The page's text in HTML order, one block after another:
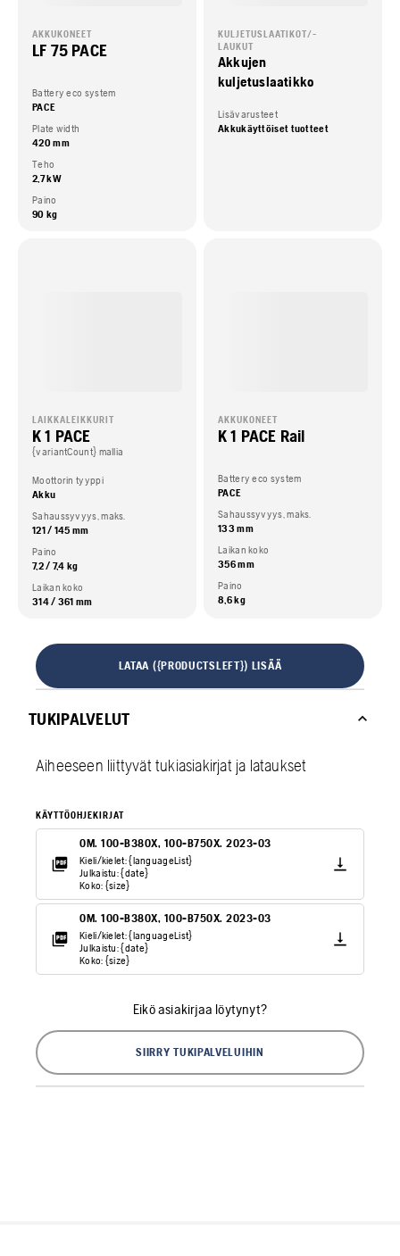
AKKUKONEET
LF 75 PACE
Battery eco system
PACE
Plate width
420 mm
Teho
2,7 kW
Paino
90 kg
KULJETUSLAATIKOT/-
LAUKUT
Akkujen
kuljetuslaatikko
Lisävarusteet
Akkukäyttöiset tuotteet
LAIKKALEIKKURIT
K 1 PACE
{variantCount} mallia
Moottorin tyyppi
Akku
Sahaussyvyys, maks.
121 / 145 mm
Paino
7,2 / 7,4 kg
Laikan koko
314 / 361 mm
AKKUKONEET
K 1 PACE Rail
Battery eco system
PACE
Sahaussyvyys, maks.
133 mm
Laikan koko
356 mm
Paino
8,6 kg
LATAA ({PRODUCTSLEFT}) LISÄÄ
TUKIPALVELUT
Aiheeseen liittyvät tukiasiakirjat ja lataukset
KÄYTTÖOHJEKIRJAT
OM. 100-B380X, 100-B750X. 2023-03
Kieli/kielet: {languageList}
Julkaistu: {date}
Koko: {size}
OM. 100-B380X, 100-B750X. 2023-03
Kieli/kielet: {languageList}
Julkaistu: {date}
Koko: {size}
Eikö asiakirjaa löytynyt?
SIIRRY TUKIPALVELUIHIN